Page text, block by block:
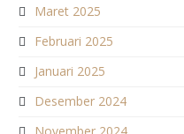
Maret 2025
Februari 2025
Januari 2025
Desember 2024